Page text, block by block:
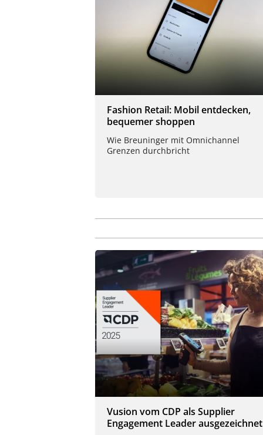
Fashion Retail: Mobil entdecken,
bequemer shoppen
Wie Breuninger mit Omnichannel
Grenzen durchbricht
Vusion vom CDP als Supplier
Engagement Leader ausgezeichnet